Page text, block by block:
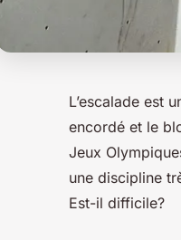
L’escalade est
encordé et le
Jeux
une discipline
Est-il difficile?